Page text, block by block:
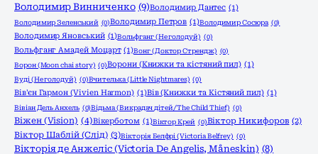
Володимир Винниченко (9)Володимир Дантес (1)
Володимир Зеленський (0)Володимир Петров (1)Володимир Сосюра (0)
Володимир Яновський (1)Вольфганг (Не голодуй) (0)
Вольфганг Амадей Моцарт (1)Вонг (Доктор Стрендж) (0)
Ворон (Moon chai story) (0)Ворони (Книжки та кістяний пил) (1)
Вуді (Не голодуй) (0)Вчителька (Little Nightmares) (0)
Вів'єн Гармон (Vivien Harmon) (1)Вів (Книжки та Кістяний пил) (1)
Вівіан Дель Анхель (0)Відьма (Викрадач дітей/The Child Thief) (0)
Віжен (Vision) (4)Вікерботом (1)Віктор Крей (0)Віктор Никифоров (2)
Віктор Шаблій (Слід) (3)Вікторія Белфрі (Victoria Belfrey) (0)
Вікторія де Анжеліс (Victoria De Angelis, Måneskin) (8)